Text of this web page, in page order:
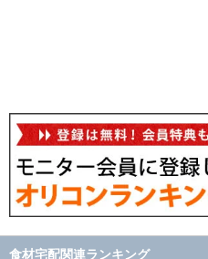
食材宅配関連ランキング